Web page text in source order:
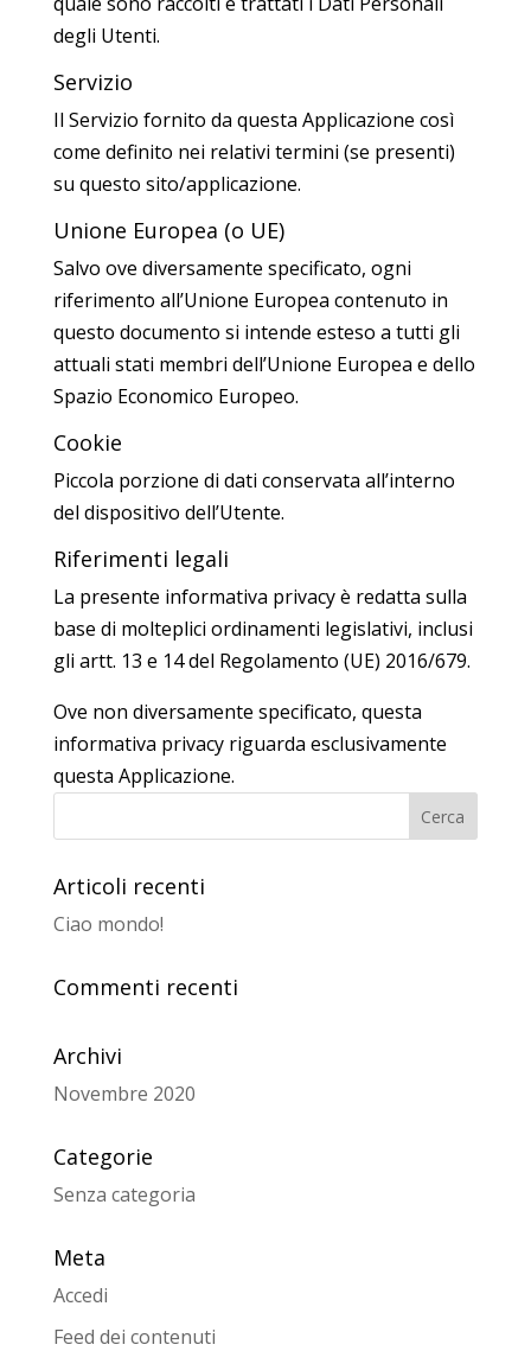
degli Utenti.
Servizio
Il Servizio fornito da questa Applicazione così
come definito nei relativi termini (se presenti)
su questo sito/applicazione.
Unione Europea (o UE)
Salvo ove diversamente specificato, ogni
riferimento all’Unione Europea contenuto in
questo documento si intende esteso a tutti gli
attuali stati membri dell’Unione Europea e dello
Spazio Economico Europeo.
Cookie
Piccola porzione di dati conservata all’interno
del dispositivo dell’Utente.
Riferimenti legali
La presente informativa privacy è redatta sulla
base di molteplici ordinamenti legislativi, inclusi
gli artt. 13 e 14 del Regolamento (UE) 2016/679.
Ove non diversamente specificato, questa
informativa privacy riguarda esclusivamente
questa Applicazione.
Articoli recenti
Ciao mondo!
Commenti recenti
Archivi
Novembre 2020
Categorie
Senza categoria
Meta
Accedi
Feed dei contenuti